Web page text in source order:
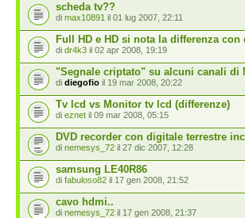
scheda tv??
di max10891 il 01 lug 2007, 22:11
Full HD e HD si nota la differenza
di dr4k3 il 02 apr 2008, 19:19
"Segnale criptato" su alcuni canali di
di diegofio il 19 mar 2008, 20:22
Tv lcd vs Monitor tv lcd (differenze)
di eznet il 09 mar 2008, 05:15
DVD recorder con digitale terrestre
di nemesys_72 il 27 dic 2007, 12:28
samsung LE40R86
di fabuloso82 il 17 gen 2008, 21:52
cavo hdmi..
di nemesys_72 il 17 gen 2008, 21:37